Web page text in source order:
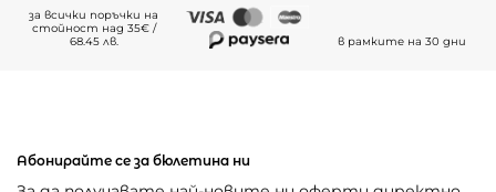
за всички поръчки на
стойност над 35€ /
68.45 лв.
в рамките на 30 дни
Абонирайте се за бюлетина ни